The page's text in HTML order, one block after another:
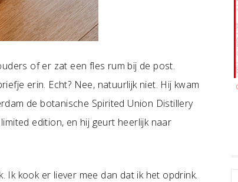
of er zat een fles rum bij de post.
erin. Echt? Nee, natuurlijk niet. Hij kwam
de botanische Spirited Union Distillery
edition, en hij geurt heerlijk naar
Ik kook er liever mee dan dat ik het opdrink.